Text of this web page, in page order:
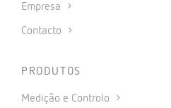
Empresa
Contacto
PRODUTOS
Medição e Controlo